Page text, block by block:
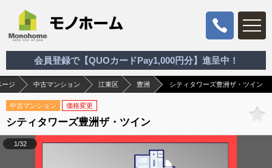
会員登録で【QUOカードPay1,000円分】進呈中！
ージ 中古マンション 江東区 豊洲 シティタワーズ豊洲ザ・ツイン
中古マンション 価格変更
シティタワーズ豊洲ザ・ツイン
1/32